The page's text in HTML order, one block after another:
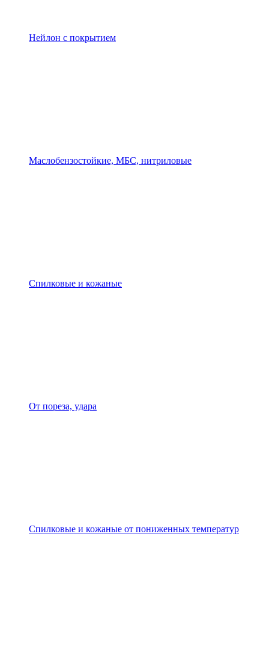
Нейлон с покрытием
Маслобензостойкие, МБС, нитриловые
Спилковые и кожаные
От пореза, удара
Спилковые и кожаные от пониженных температур